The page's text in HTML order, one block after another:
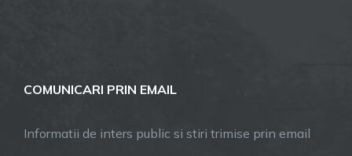
COMUNICARI PRIN EMAIL
Informatii de inters public si stiri trimise prin email